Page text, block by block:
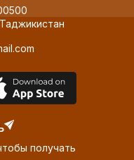
получать